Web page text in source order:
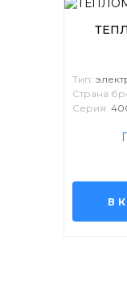
Тип:
Страна
Серия:
В